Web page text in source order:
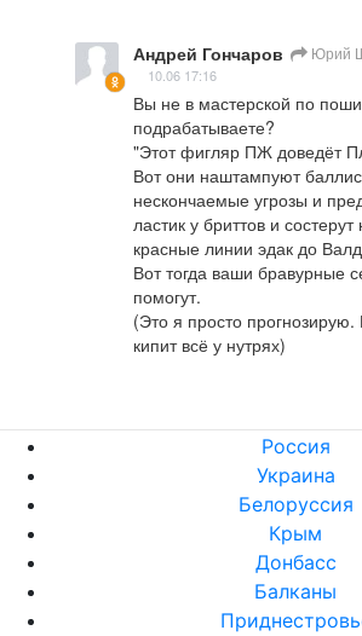
Андрей Гончаров Юрий
10.06 17:16
Вы не в мастерской по
подрабатываете?
"Этот фигляр ПЖ доведёт
Вот они наштампуют
нескончаемые угрозы и
ластик у бриттов и
красные линии эдак до
Вот тогда ваши бравурные
помогут.
(Это я просто
кипит всё у нутрях)
Россия
Украина
Белоруссия
Крым
Донбасс
Балканы